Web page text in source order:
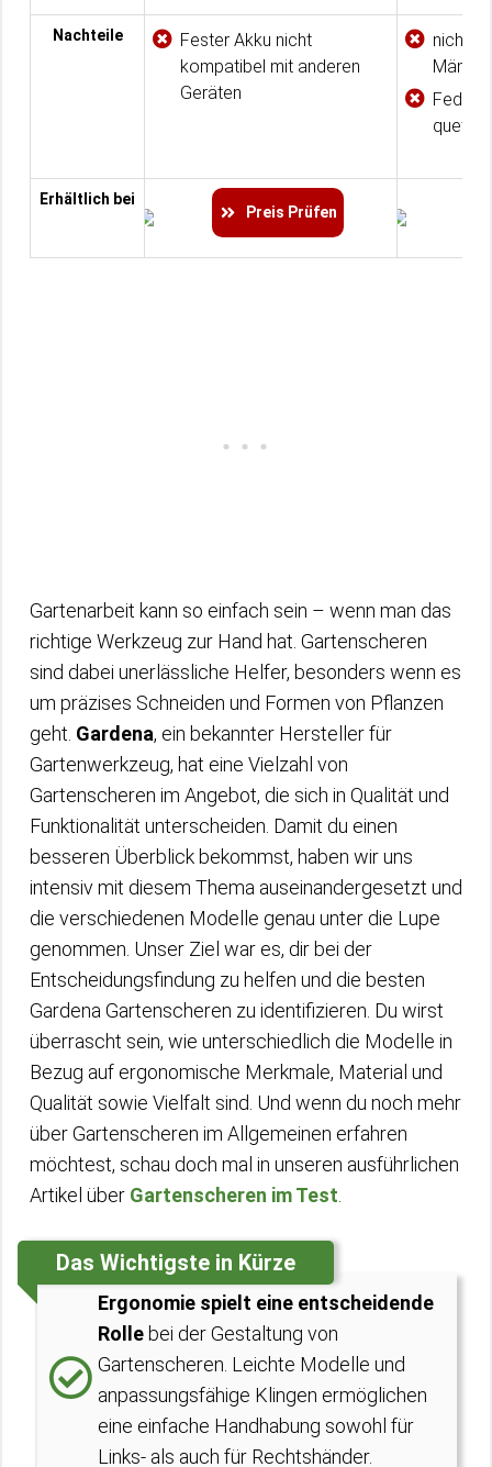
Nachteile
Fester Akku nicht
kompatibel mit anderen
Geräten
nicht
Feder
Erhältlich bei
Preis Prüfen
Gartenarbeit kann so einfach sein – wenn man das
richtige Werkzeug zur Hand hat. Gartenscheren
sind dabei unerlässliche Helfer, besonders wenn es
um präzises Schneiden und Formen von Pflanzen
geht. Gardena, ein bekannter Hersteller für
Gartenwerkzeug, hat eine Vielzahl von
Gartenscheren im Angebot, die sich in Qualität und
Funktionalität unterscheiden. Damit du einen
besseren Überblick bekommst, haben wir uns
intensiv mit diesem Thema auseinandergesetzt und
die verschiedenen Modelle genau unter die Lupe
genommen. Unser Ziel war es, dir bei der
Entscheidungsfindung zu helfen und die besten
Gardena Gartenscheren zu identifizieren. Du wirst
überrascht sein, wie unterschiedlich die Modelle in
Bezug auf ergonomische Merkmale, Material und
Qualität sowie Vielfalt sind. Und wenn du noch mehr
über Gartenscheren im Allgemeinen erfahren
möchtest, schau doch mal in unseren ausführlichen
Artikel über Gartenscheren im Test
Das Wichtigste in Kürze
Ergonomie spielt eine entscheidende
Rolle bei der Gestaltung von
Gartenscheren. Leichte Modelle und
anpassungsfähige Klingen ermöglichen
eine einfache Handhabung sowohl für
Links- als auch für Rechtshänder.